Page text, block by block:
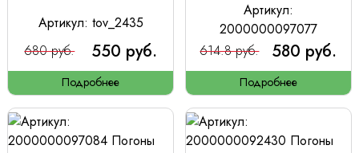
Артикул: tov_2435
680 руб.
550 руб.
Подробнее
Артикул:
2000000097077
614.8 руб.
580 руб.
Подробнее